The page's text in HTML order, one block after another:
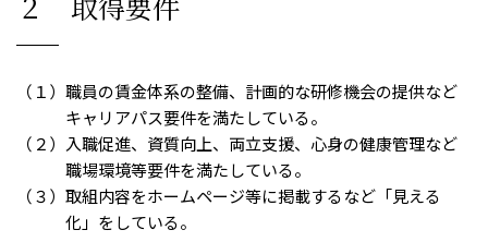
（１）職員の賃金体系の整備、計画的な研修機会の提供など
キャリアパス要件を満たしている。
（２）入職促進、資質向上、両立支援、心身の健康管理など
職場環境等要件を満たしている。
（３）取組内容をホームページ等に掲載するなど「見える
化」をしている。